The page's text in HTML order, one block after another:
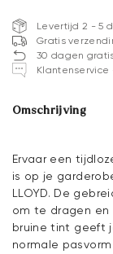
Levertijd 2 - 5
Gratis
30 dagen
Omschrijving
Ervaar een
is op je
LLOYD. De
om te dragen en
bruine tint geeft
normale